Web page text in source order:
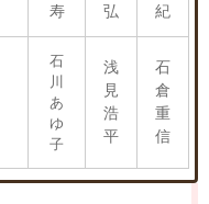
寿
弘
紀
石
川
あ
ゆ
子
浅
見
浩
平
石
倉
重
信